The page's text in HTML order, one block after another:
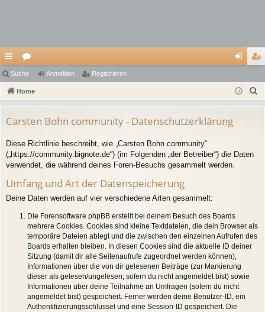
ch
ne
ug
riff
or
en m ist
Suche Anmelden Registrieren
Home
Carsten Bohn community - Datenschutzerklärung
Diese Richtlinie beschreibt, wie „Carsten Bohn community“
(„https://community.bignote.de“) (im Folgenden „der Betreiber“) die Daten
verwendet, die während deines Foren-Besuchs gesammelt werden.
Umfang und Art der Datenspeicherung
Deine Daten werden auf vier verschiedene Arten gesammelt:
Die Forensoftware phpBB erstellt bei deinem Besuch des Boards
mehrere Cookies. Cookies sind kleine Textdateien, die dein Browser als
temporäre Dateien ablegt und die zwischen den einzelnen Aufrufen des
Boards erhalten bleiben. In diesen Cookies sind die aktuelle ID deiner
Sitzung (damit dir alle Seitenaufrufe zugeordnet werden können),
Informationen über die von dir gelesenen Beiträge (zur Markierung
dieser als gelesen/ungelesen; sofern du nicht angemeldet bist) sowie
Informationen über deine Teilnahme an Umfragen (sofern du nicht
angemeldet bist) gespeichert. Ferner werden deine Benutzer-ID, ein
Authentifizierungsschlüssel und eine Session-ID gespeichert. Die